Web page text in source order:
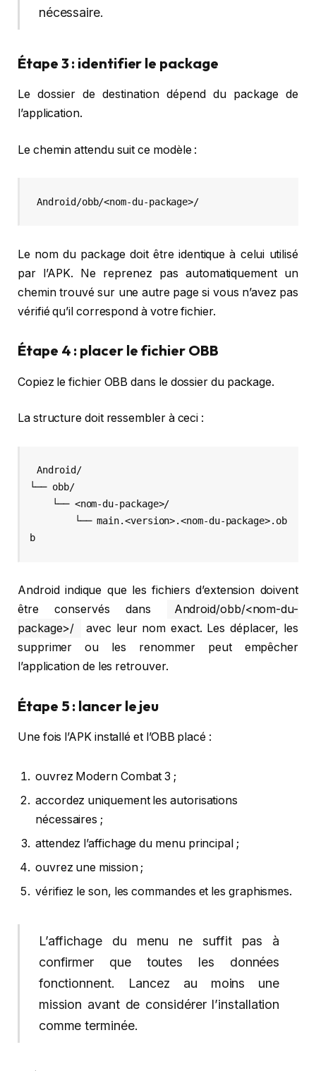
nécessaire.
Étape 3 : identifier le package
Le dossier de destination dépend du package de
l’application.
Le chemin attendu suit ce modèle :
Le nom du package doit être identique à celui utilisé
par l’APK. Ne reprenez pas automatiquement un
chemin trouvé sur une autre page si vous n’avez pas
vérifié qu’il correspond à votre fichier.
Étape 4 : placer le fichier OBB
Copiez le fichier OBB dans le dossier du package.
La structure doit ressembler à ceci :
Android/
└── obb/
Android indique que les fichiers d’extension doivent
être conservés dans
Android/obb/<nom-du-
package>/
avec leur nom exact. Les déplacer, les
supprimer ou les renommer peut empêcher
l’application de les retrouver.
Étape 5 : lancer le jeu
Une fois l’APK installé et l’OBB placé :
ouvrez Modern Combat 3 ;
accordez uniquement les autorisations
nécessaires ;
attendez l’affichage du menu principal ;
ouvrez une mission ;
vérifiez le son, les commandes et les graphismes.
L’affichage du menu ne suffit pas à
confirmer que toutes les données
fonctionnent. Lancez au moins une
mission avant de considérer l’installation
comme terminée.